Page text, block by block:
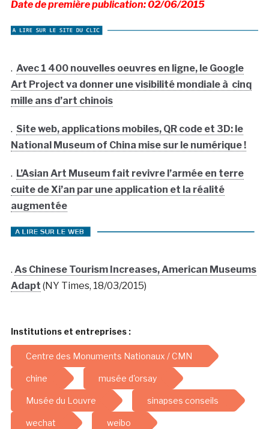
Date de première publication: 02/06/2015
. Avec 1 400 nouvelles oeuvres en ligne, le Google
Art Project va donner une visibilité mondiale à cinq
mille ans d’art chinois
. Site web, applications mobiles, QR code et 3D: le
National Museum of China mise sur le numérique !
. L’Asian Art Museum fait revivre l’armée en terre
cuite de Xi’an par une application et la réalité
augmentée
. As Chinese Tourism Increases, American Museums
Adapt (NY Times, 18/03/2015)
Institutions et entreprises :
Centre des Monuments Nationaux / CMN
chine musée d'orsay
Musée du Louvre sinapses conseils
wechat weibo